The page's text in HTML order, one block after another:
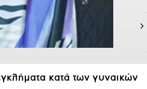
κατά των γυναικών